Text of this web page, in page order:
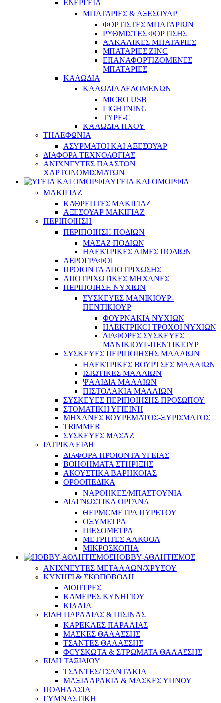
ΕΝΕΡΓΕΙΑ
ΜΠΑΤΑΡΙΕΣ & ΑΞΕΣΟΥΑΡ
ΦΟΡΤΙΣΤΕΣ ΜΠΑΤΑΡΙΩΝ
ΡΥΘΜΙΣΤΕΣ ΦΟΡΤΙΣΗΣ
ΑΛΚΑΛΙΚΕΣ ΜΠΑΤΑΡΙΕΣ
ΜΠΑΤΑΡΙΕΣ ZINC
ΕΠΑΝΑΦΟΡΤΙΖΟΜΕΝΕΣ
ΜΠΑΤΑΡΙΕΣ
ΚΑΛΩΔΙΑ
ΚΑΛΩΔΙΑ ΔΕΔΟΜΕΝΩΝ
MICRO USB
LIGHTNING
TYPE-C
ΚΑΛΩΔΙΑ ΗΧΟΥ
ΤΗΛΕΦΩΝΙΑ
ΑΣΥΡΜΑΤΟΙ ΚΑΙ ΑΞΕΣΟΥΑΡ
ΔΙΑΦΟΡΑ ΤΕΧΝΟΛΟΓΙΑΣ
ΑΝΙΧΝΕΥΤΕΣ ΠΛΑΣΤΩΝ
ΧΑΡΤΟΝΟΜΙΣΜΑΤΩΝ
ΥΓΕΙΑ ΚΑΙ ΟΜΟΡΦΙΑ
ΜΑΚΙΓΙΑΖ
ΚΑΘΡΕΠΤΕΣ ΜΑΚΙΓΙΑΖ
ΑΞΕΣΟΥΑΡ ΜΑΚΙΓΙΑΖ
ΠΕΡΙΠΟΙΗΣΗ
ΠΕΡΙΠΟΙΗΣΗ ΠΟΔΙΩΝ
ΜΑΣΑΖ ΠΟΔΙΩΝ
ΗΛΕΚΤΡΙΚΕΣ ΛΙΜΕΣ ΠΟΔΙΩΝ
ΑΕΡΟΓΡΑΦΟΙ
ΠΡΟΙΟΝΤΑ ΑΠΟΤΡΙΧΩΣΗΣ
ΑΠΟΤΡΙΧΩΤΙΚΕΣ ΜΗΧΑΝΕΣ
ΠΕΡΙΠΟΙΗΣΗ ΝΥΧΙΩΝ
ΣΥΣΚΕΥΕΣ ΜΑΝΙΚΙΟΥΡ-
ΠΕΝΤΙΚΙΟΥΡ
ΦΟΥΡΝΑΚΙΑ ΝΥΧΙΩΝ
ΗΛΕΚΤΡΙΚΟΙ ΤΡΟΧΟΙ ΝΥΧΙΩΝ
ΔΙΑΦΟΡΕΣ ΣΥΣΚΕΥΕΣ
ΜΑΝΙΚΙΟΥΡ-ΠΕΝΤΙΚΙΟΥΡ
ΣΥΣΚΕΥΕΣ ΠΕΡΙΠΟΙΗΣΗΣ ΜΑΛΛΙΩΝ
ΗΛΕΚΤΡΙΚΕΣ ΒΟΥΡΤΣΕΣ ΜΑΛΛΙΩΝ
ΙΣΙΩΤΙΚΕΣ ΜΑΛΛΙΩΝ
ΨΑΛΙΔΙΑ ΜΑΛΛΙΩΝ
ΠΙΣΤΟΛΑΚΙΑ ΜΑΛΛΙΩΝ
ΣΥΣΚΕΥΕΣ ΠΕΡΙΠΟΙΗΣΗΣ ΠΡΟΣΩΠΟΥ
ΣΤΟΜΑΤΙΚΗ ΥΓΙΕΙΝΗ
ΜΗΧΑΝΕΣ ΚΟΥΡΕΜΑΤΟΣ-ΞΥΡΙΣΜΑΤΟΣ
TRIMMER
ΣΥΣΚΕΥΕΣ ΜΑΣΑΖ
ΙΑΤΡΙΚΑ ΕΙΔΗ
ΔΙΑΦΟΡΑ ΠΡΟΙΟΝΤΑ ΥΓΕΙΑΣ
ΒΟΗΘΗΜΑΤΑ ΣΤΗΡΙΞΗΣ
ΑΚΟΥΣΤΙΚΑ ΒΑΡΗΚΟΙΑΣ
ΟΡΘΟΠΕΔΙΚΑ
ΝΑΡΘΗΚΕΣ/ΜΠΑΣΤΟΥΝΙΑ
ΔΙΑΓΝΩΣΤΙΚΑ ΟΡΓΑΝΑ
ΘΕΡΜΟΜΕΤΡΑ ΠΥΡΕΤΟΥ
ΟΞΥΜΕΤΡΑ
ΠΙΕΣΟΜΕΤΡΑ
ΜΕΤΡΗΤΕΣ ΑΛΚΟΟΛ
ΜΙΚΡΟΣΚΟΠΙΑ
HOBBY-ΑΘΛΗΤΙΣΜΟΣ
ΑΝΙΧΝΕΥΤΕΣ ΜΕΤΑΛΛΩΝ/ΧΡΥΣΟΥ
ΚΥΝΗΓΙ & ΣΚΟΠΟΒΟΛΗ
ΔΙΟΠΤΡΕΣ
ΚΑΜΕΡΕΣ ΚΥΝΗΓΙΟΥ
ΚΙΑΛΙΑ
ΕΙΔΗ ΠΑΡΑΛΙΑΣ & ΠΙΣΙΝΑΣ
ΚΑΡΕΚΛΕΣ ΠΑΡΑΛΙΑΣ
ΜΑΣΚΕΣ ΘΑΛΑΣΣΗΣ
ΤΣΑΝΤΕΣ ΘΑΛΑΣΣΗΣ
ΦΟΥΣΚΩΤΑ & ΣΤΡΩΜΑΤΑ ΘΑΛΑΣΣΗΣ
ΕΙΔΗ ΤΑΞΙΔΙΟΥ
ΤΣΑΝΤΕΣ/ΤΣΑΝΤΑΚΙΑ
ΜΑΞΙΛΑΡΑΚΙΑ & ΜΑΣΚΕΣ ΥΠΝΟΥ
ΠΟΔΗΛΑΣΙΑ
ΓΥΜΝΑΣΤΙΚΗ